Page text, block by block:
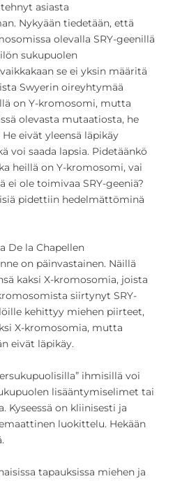
asiasta
Nykyään tiedetään, että
olevalla SRY-geenillä
sukupuolen
se ei yksin määritä
Swyerin oireyhtymää
on Y-kromosomi, mutta
olevasta mutaatiosta, he
eivät yleensä läpikäy
voi saada lapsia. Pidetäänkö
heillä on Y-kromosomi, vai
ei ole toimivaa SRY-geeniä?
pidettiin hedelmättöminä
De la Chapellen
on päinvastainen. Näillä
kaksi X-kromosomia, joista
siirtynyt SRY-
kehittyy miehen piirteet,
X-kromosomia, mutta
eivät läpikäy.
ihmisillä voi
lisääntymiselimet tai
Kyseessä on kliinisesti ja
luokittelu. Hekään
tapauksissa miehen ja